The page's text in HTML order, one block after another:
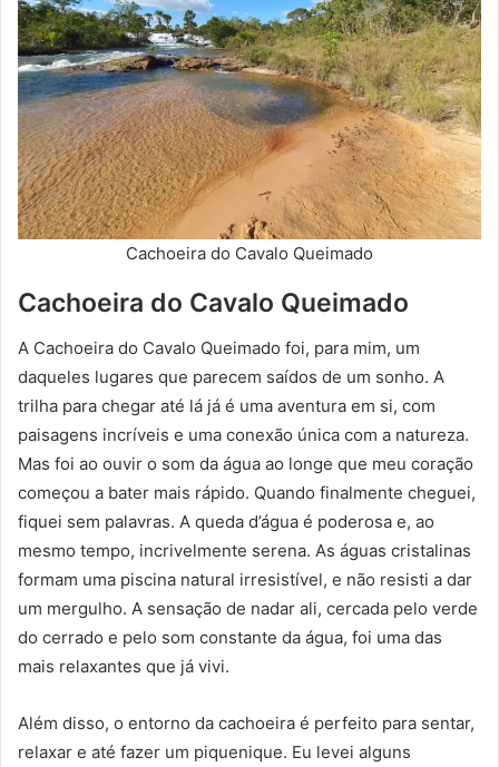
Cachoeira do Cavalo Queimado
Cachoeira do Cavalo Queimado
A Cachoeira do Cavalo Queimado foi, para mim, um
daqueles lugares que parecem saídos de um sonho. A
trilha para chegar até lá já é uma aventura em si, com
paisagens incríveis e uma conexão única com a natureza.
Mas foi ao ouvir o som da água ao longe que meu coração
começou a bater mais rápido. Quando finalmente cheguei,
fiquei sem palavras. A queda d’água é poderosa e, ao
mesmo tempo, incrivelmente serena. As águas cristalinas
formam uma piscina natural irresistível, e não resisti a dar
um mergulho. A sensação de nadar ali, cercada pelo verde
do cerrado e pelo som constante da água, foi uma das
mais relaxantes que já vivi.
Além disso, o entorno da cachoeira é perfeito para sentar,
relaxar e até fazer um piquenique. Eu levei alguns